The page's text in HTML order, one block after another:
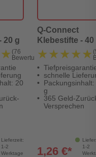
20 g
(76
Bewertungen)
20
Lieferzeit:
1-2
Werktage
Q-Connect
Klebestifte - 40
★★★★★
★★★★★
schnelle
Packungsinhalt:
g
365 Geld-
Versprechen
1-2
1,26 €*